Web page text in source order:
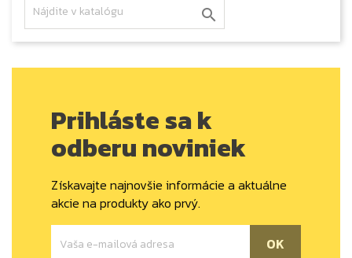

Prihláste sa k
odberu noviniek
Získavajte najnovšie informácie a aktuálne
akcie na produkty ako prvý.